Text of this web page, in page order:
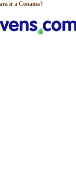
ir a Conama?